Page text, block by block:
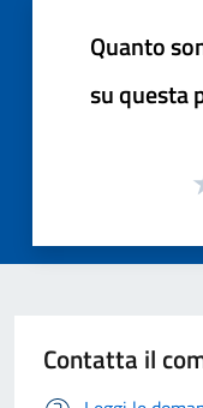
Quanto
su questa
Contatta il